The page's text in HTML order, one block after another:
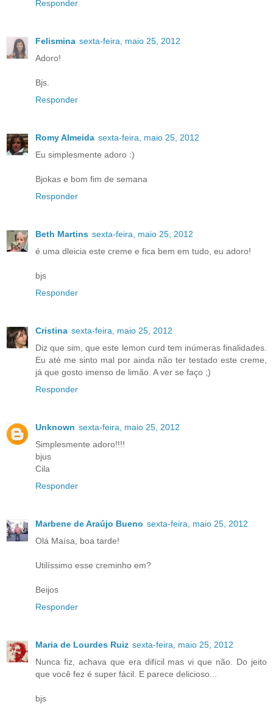
Responder
Felismina sexta-feira, maio 25, 2012
Adoro!
Bjs.
Responder
Romy Almeida sexta-feira, maio 25, 2012
Eu simplesmente adoro :)
Bjokas e bom fim de semana
Responder
Beth Martins sexta-feira, maio 25, 2012
é uma dleicia este creme e fica bem em tudo, eu adoro!
bjs
Responder
Cristina sexta-feira, maio 25, 2012
Diz que sim, que este lemon curd tem inúmeras finalidades.
Eu até me sinto mal por ainda não ter testado este creme,
já que gosto imenso de limão. A ver se faço ;)
Responder
Unknown sexta-feira, maio 25, 2012
Simplesmente adoro!!!!
bjus
Cila
Responder
Marbene de Araújo Bueno sexta-feira, maio 25, 2012
Olá Maísa, boa tarde!
Utilíssimo esse creminho em?
Beijos
Responder
Maria de Lourdes Ruiz sexta-feira, maio 25, 2012
Nunca fiz, achava que era difícil mas vi que não. Do jeito
que você fez é super fácil. E parece delicioso...
bjs